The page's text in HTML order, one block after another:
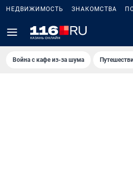
НЕДВИЖИМОСТЬ ЗНАКОМСТВА
Война с кафе из-за шума